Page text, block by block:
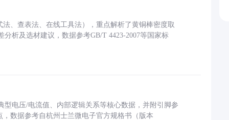
、查表法、在线工具法），重点解析了黄铜棒密度取
析及选材建议，数据参考GB/T 4423-2007等国家标
型电压/电流值、内部逻辑关系等核心数据，并附引脚参
数据参考自杭州士兰微电子官方规格书（版本